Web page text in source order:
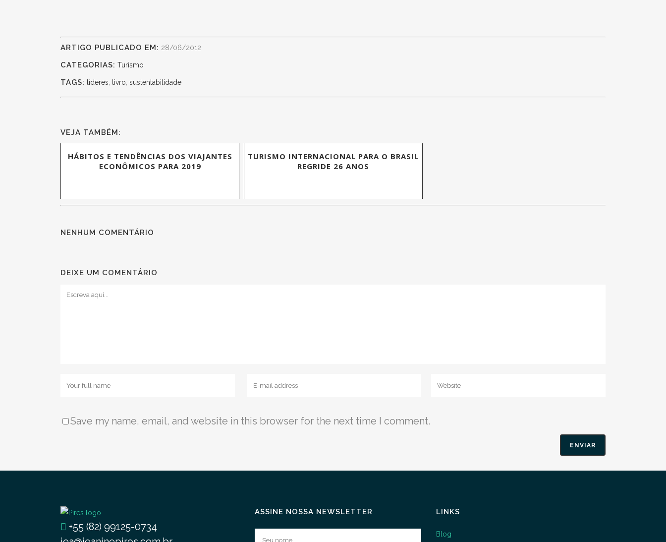
ARTIGO PUBLICADO EM: 28/06/2012
CATEGORIAS: Turismo
TAGS: líderes, livro, sustentabilidade
VEJA TAMBÉM:
HÁBITOS E TENDÊNCIAS DOS VIAJANTES
ECONÔMICOS PARA 2019
TURISMO INTERNACIONAL PARA O BRASIL
REGRIDE 26 ANOS
NENHUM COMENTÁRIO
DEIXE UM COMENTÁRIO
Save my name, email, and website in this browser for the next time I comment.
+55 (82) 99125-0734
ASSINE NOSSA NEWSLETTER LINKS
Blog